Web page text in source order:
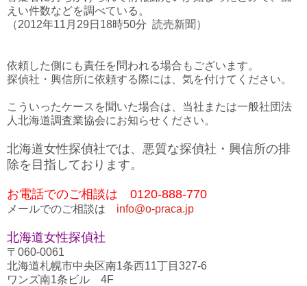
えい件数などを調べている。
（2012年11月29日18時50分 読売新聞）
依頼した側にも責任を問われる場合もございます。
探偵社・興信所に依頼する際には、気を付けてください。
こういったケースを聞いた場合は、当社または一般社団法
人北海道調査業協会にお知らせください。
北海道女性探偵社では、悪質な探偵社・興信所の排
除を目指しております。
お電話でのご相談は 0120-888-770
メールでのご相談は info@o-praca.jp
北海道女性探偵社
〒060-0061
北海道札幌市中央区南1条西11丁目327-6
ワンズ南1条ビル 4F